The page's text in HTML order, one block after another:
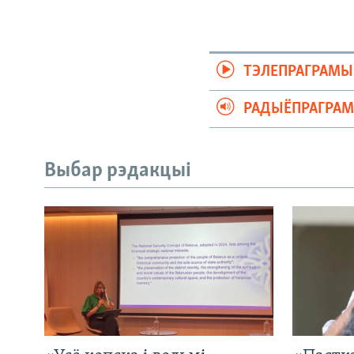
ТЭЛЕПРАГРАМЫ
Выбар рэдакцыі